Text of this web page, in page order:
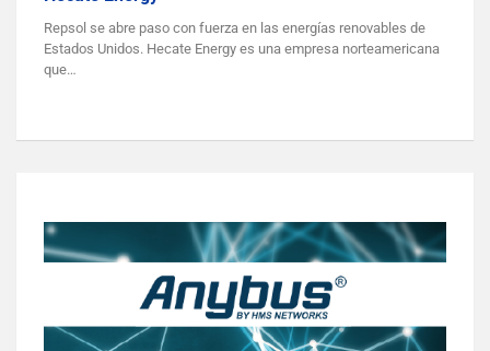
Repsol se abre paso con fuerza en las energías renovables de
Estados Unidos. Hecate Energy es una empresa norteamericana
que…